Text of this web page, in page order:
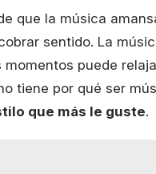
que la música
sentido. La
momentos puede
tiene por qué ser
que más le guste.